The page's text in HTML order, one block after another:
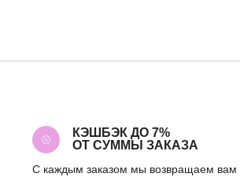
КЭШБЭК ДО 7%
ОТ СУММЫ ЗАКАЗА
С каждым заказом мы возвращаем вам